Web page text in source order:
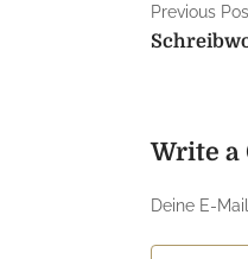
Previous
Write a
Deine E-